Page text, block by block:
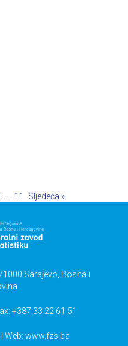
11 Sljedeća »
Sarajevo, Bosna i
+387 33 22 61 51
| Web: www.fzs.ba